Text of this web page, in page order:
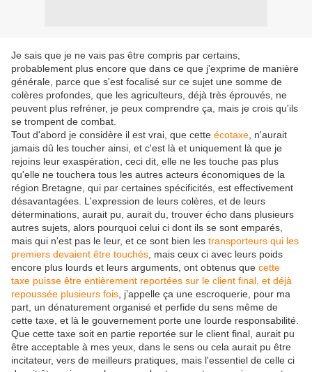
Je sais que je ne vais pas être compris par certains,
probablement plus encore que dans ce que j'exprime de manière
générale, parce que s'est focalisé sur ce sujet une somme de
colères profondes, que les agriculteurs, déjà très éprouvés, ne
peuvent plus refréner, je peux comprendre ça, mais je crois qu'ils
se trompent de combat.
Tout d'abord je considère il est vrai, que cette écotaxe , n'aurait
jamais dû les toucher ainsi, et c'est là et uniquement là que je
rejoins leur exaspération, ceci dit, elle ne les touche pas plus
qu'elle ne touchera tous les autres acteurs économiques de la
région Bretagne, qui par certaines spécificités, est effectivement
désavantagées. L'expression de leurs colères, et de leurs
déterminations, aurait pu, aurait du, trouver écho dans plusieurs
autres sujets, alors pourquoi celui ci dont ils se sont emparés,
mais qui n'est pas le leur, et ce sont bien les transporteurs qui les
premiers devaient être touchés , mais ceux ci avec leurs poids
encore plus lourds et leurs arguments, ont obtenus que cette
taxe puisse être entièrement reportées sur le client final, et déjà
repoussée plusieurs fois , j’appelle ça une escroquerie, pour ma
part, un dénaturement organisé et perfide du sens même de
cette taxe, et là le gouvernement porte une lourde responsabilité.
Que cette taxe soit en partie reportée sur le client final, aurait pu
être acceptable à mes yeux, dans le sens ou cela aurait pu être
incitateur, vers de meilleurs pratiques, mais l'essentiel de celle ci